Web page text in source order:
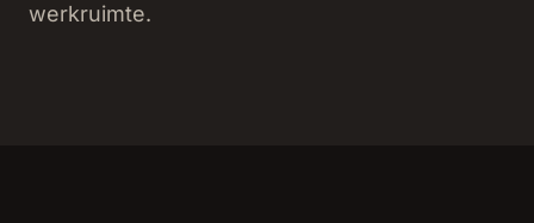
werkruimte.